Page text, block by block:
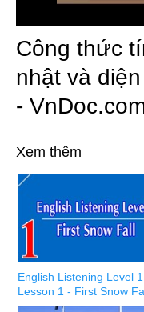
Công thức
nhật và
-
Xem thêm
English Listening Level
Lesson 1 - First Snow